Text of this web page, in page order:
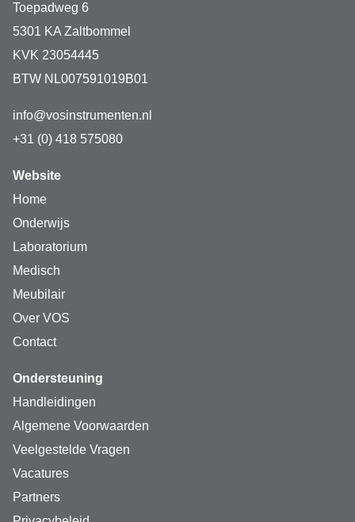
Toepadweg 6
5301 KA Zaltbommel
KVK 23054445
BTW NL007591019B01
info@vosinstrumenten.nl
+31 (0) 418 575080
Website
Home
Onderwijs
Laboratorium
Medisch
Meubilair
Over VOS
Contact
Ondersteuning
Handleidingen
Algemene Voorwaarden
Veelgestelde Vragen
Vacatures
Partners